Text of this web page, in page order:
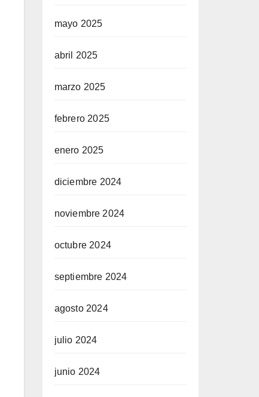
mayo 2025
abril 2025
marzo 2025
febrero 2025
enero 2025
diciembre 2024
noviembre 2024
octubre 2024
septiembre 2024
agosto 2024
julio 2024
junio 2024